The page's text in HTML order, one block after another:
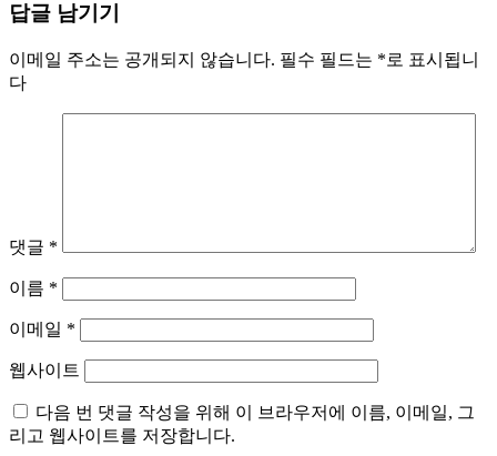
비
게
이
답글 남기기
이메일 주소는 공개되지 않습니다. 필수 필드는 *로 표시됩니
다
댓글 *
이름 *
이메일 *
웹사이트
다음 번 댓글 작성을 위해 이 브라우저에 이름, 이메일, 그
리고 웹사이트를 저장합니다.